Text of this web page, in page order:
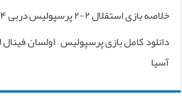
خلاصه بازی استقلال ۲-۲ پرسپولیس دربی ۹۴
دانلود کامل بازی پرسپولیس – اولسان
آسیا